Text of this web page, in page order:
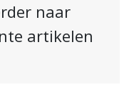
naar
artikelen